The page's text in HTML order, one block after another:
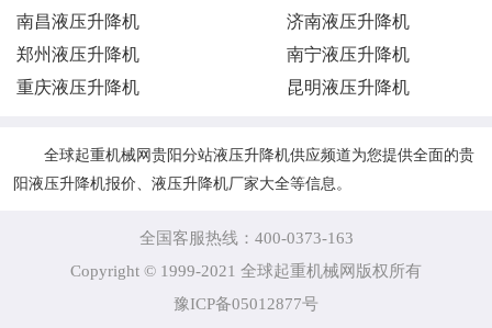
南昌液压升降机
济南液压升降机
郑州液压升降机
南宁液压升降机
重庆液压升降机
昆明液压升降机
全球起重机械网贵阳分站液压升降机供应频道为您提供全面的贵
阳液压升降机报价、液压升降机厂家大全等信息。
全国客服热线：400-0373-163
Copyright © 1999-2021 全球起重机械网版权所有
豫ICP备05012877号